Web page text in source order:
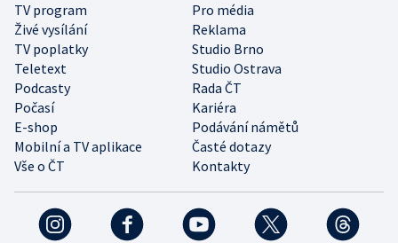
TV program
Pro média
Živé vysílání
Reklama
TV poplatky
Studio Brno
Teletext
Studio Ostrava
Podcasty
Rada ČT
Počasí
Kariéra
E-shop
Podávání námětů
Mobilní a TV aplikace
Časté dotazy
Vše o ČT
Kontakty